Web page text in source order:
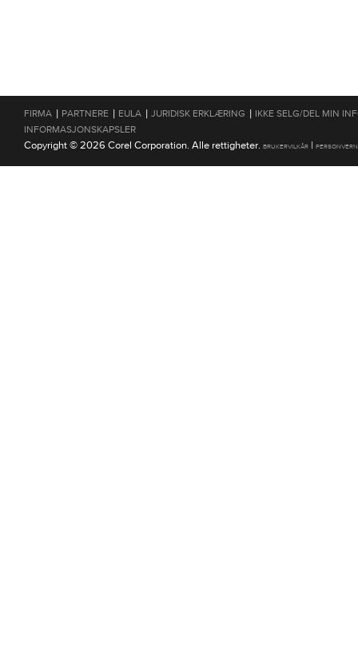
FIRMA | PARTNERE | EULA | JURIDISK ERKLÆRING | IKKE SELG/DEL MIN
INFORMASJONSKAPSLER
Copyright © 2026 Corel Corporation. Alle rettigheter. BRUKERVILKÅR | PERSONVERN